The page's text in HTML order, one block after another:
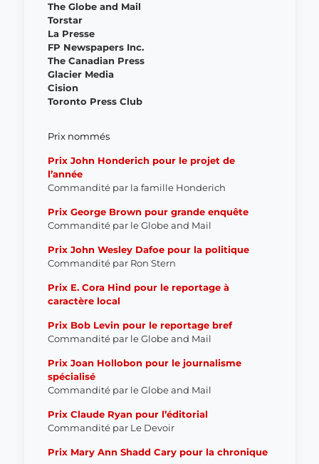
The Globe and Mail
Torstar
La Presse
FP Newspapers Inc.
The Canadian Press
Glacier Media
Cision
Toronto Press Club
Prix nommés
Prix John Honderich pour le projet de
l’année
Commandité par la famille Honderich
Prix George Brown pour grande enquête
Commandité par le Globe and Mail
Prix John Wesley Dafoe pour la politique
Commandité par Ron Stern
Prix E. Cora Hind pour le reportage à
caractère local
Prix Bob Levin pour le reportage bref
Commandité par le Globe and Mail
Prix Joan Hollobon pour le journalisme
spécialisé
Commandité par le Globe and Mail
Prix Claude Ryan pour l’éditorial
Commandité par Le Devoir
Prix Mary Ann Shadd Cary pour la chronique